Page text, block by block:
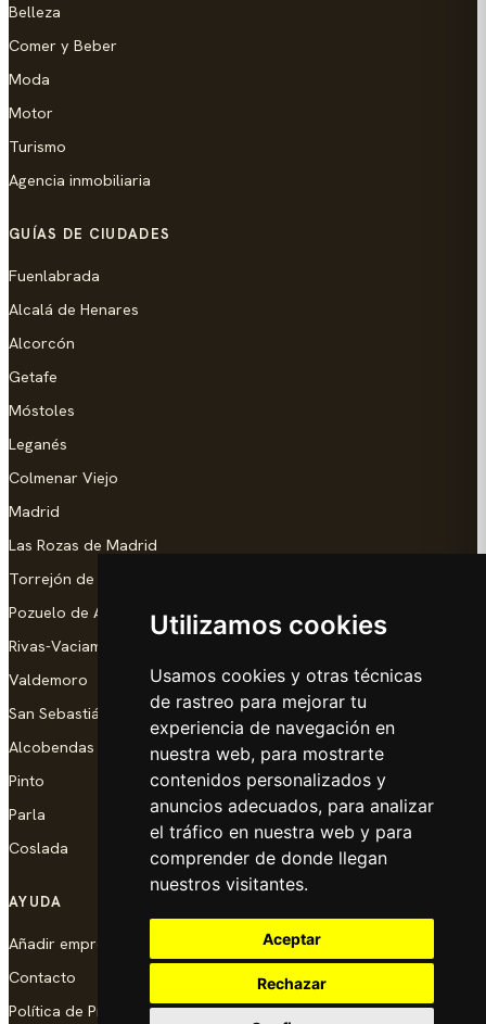
Utilizamos cookies
Usamos cookies y otras técnicas
de rastreo para mejorar tu
experiencia de navegación en
nuestra web, para mostrarte
contenidos personalizados y
anuncios adecuados, para analizar
el tráfico en nuestra web y para
comprender de donde llegan
nuestros visitantes.
Aceptar
Rechazar
Belleza
Comer y Beber
Moda
Motor
Turismo
Agencia inmobiliaria
GUÍAS DE CIUDADES
Fuenlabrada
Alcalá de Henares
Alcorcón
Getafe
Móstoles
Leganés
Colmenar Viejo
Madrid
Las Rozas de Madrid
Torrejón de Ardoz
Pozuelo de Alarcón
Rivas-Vaciamadrid
Valdemoro
San Sebastián de los Reyes
Alcobendas
Pinto
Parla
Coslada
AYUDA
Añadir empresa
Contacto
Política de Privacidad